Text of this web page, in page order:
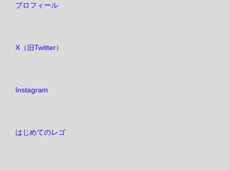
プロフィール
X（旧Twitter）
Instagram
はじめてのレゴ